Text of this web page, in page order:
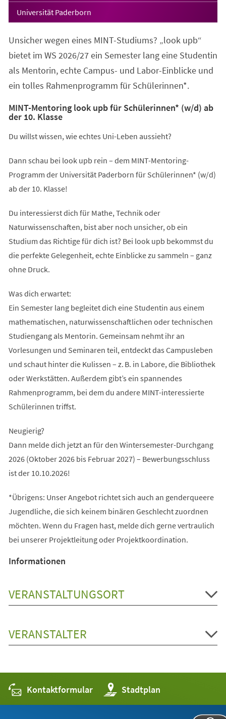
Universität Paderborn
Unsicher wegen eines MINT-Studiums? „look upb“
bietet im WS 2026/27 ein Semester lang eine Studentin
als Mentorin, echte Campus- und Labor-Einblicke und
ein tolles Rahmenprogramm für Schülerinnen*.
MINT-Mentoring look upb für Schülerinnen* (w/d) ab
der 10. Klasse
Du willst wissen, wie echtes Uni-Leben aussieht?
Dann schau bei look upb rein – dem MINT-Mentoring-
Programm der Universität Paderborn für Schülerinnen* (w/d)
ab der 10. Klasse!
Du interessierst dich für Mathe, Technik oder
Naturwissenschaften, bist aber noch unsicher, ob ein
Studium das Richtige für dich ist? Bei look upb bekommst du
die perfekte Gelegenheit, echte Einblicke zu sammeln – ganz
ohne Druck.
Was dich erwartet:
Ein Semester lang begleitet dich eine Studentin aus einem
mathematischen, naturwissenschaftlichen oder technischen
Studiengang als Mentorin. Gemeinsam nehmt ihr an
Vorlesungen und Seminaren teil, entdeckt das Campusleben
und schaut hinter die Kulissen – z. B. in Labore, die Bibliothek
oder Werkstätten. Außerdem gibt’s ein spannendes
Rahmenprogramm, bei dem du andere MINT-interessierte
Schülerinnen triffst.
Neugierig?
Dann melde dich jetzt an für den Wintersemester-Durchgang
2026 (Oktober 2026 bis Februar 2027) – Bewerbungsschluss
ist der 10.10.2026!
*Übrigens: Unser Angebot richtet sich auch an genderqueere
Jugendliche, die sich keinem binären Geschlecht zuordnen
möchten. Wenn du Fragen hast, melde dich gerne vertraulich
bei unserer Projektleitung oder Projektkoordination.
Informationen
VERANSTALTUNGSORT
VERANSTALTER
Kontaktformular Stadtplan
(Öffnet
in
einem